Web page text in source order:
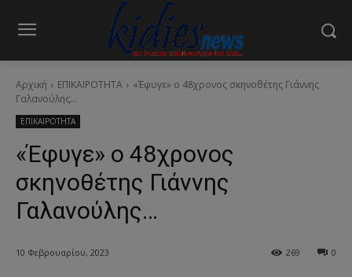
Αρχική ΕΠΙΚΑΙΡΟΤΗΤΑ
«Έφυγε» ο 48χρονος σκηνοθέτης Γιάννης
Γαλανούλης...
ΕΠΙΚΑΙΡΟΤΗΤΑ
«Έφυγε» ο 48χρονος
σκηνοθέτης Γιάννης
Γαλανούλης…
10 Φεβρουαρίου, 2023 0
269